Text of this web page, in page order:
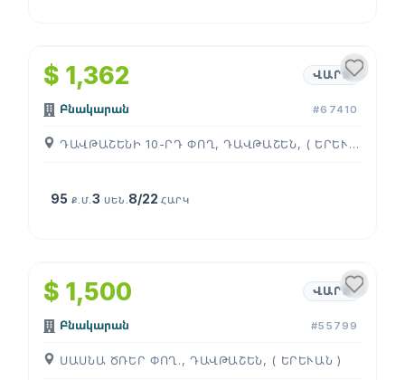
$ 1,362 ՎԱՐՁ
Բնակարան #67410
ԴԱՎԹԱՇԵՆԻ 10-ՐԴ ՓՈՂ, ԴԱՎԹԱՇԵՆ, ( ԵՐԵՒԱՆ )
95 Ք.Մ.3 ՍԵՆ. 8/22ՀԱՐԿ
$ 1,500 ՎԱՐՁ
Բնակարան #55799
ՍԱՍՆԱ ԾՌԵՐ ՓՈՂ., ԴԱՎԹԱՇԵՆ, ( ԵՐԵՒԱՆ )